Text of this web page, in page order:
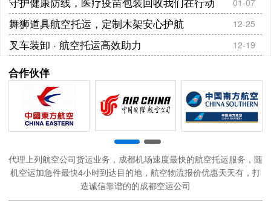
01-07
舞狮道具航空托运，定制木架安心护航 12-25
叉车装卸 · 航空托运高效助力 12-19
合作伙伴
代理上列航空公司货运业务，成都机场速度最快的航空托运服务，随
机空运加急件最快4小时到达目的地，航空物流报价优惠天天有，打
造诚信靠谱的的成都空运公司